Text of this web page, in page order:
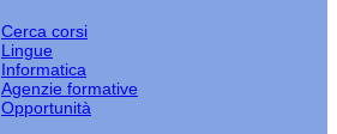
Cerca corsi
Lingue
Informatica
Agenzie formative
Opportunità